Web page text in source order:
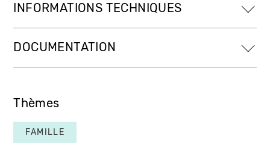
INFORMATIONS TECHNIQUES
DOCUMENTATION
Thèmes
FAMILLE